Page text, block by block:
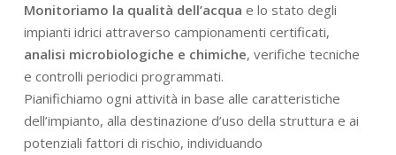
Monitoriamo la qualità dell’acqua e lo stato degli
impianti idrici attraverso campionamenti certificati,
analisi microbiologiche e chimiche, verifiche tecniche
e controlli periodici programmati.
Pianifichiamo ogni attività in base alle caratteristiche
dell’impianto, alla destinazione d’uso della struttura e ai
potenziali fattori di rischio, individuando